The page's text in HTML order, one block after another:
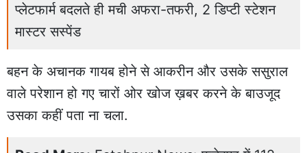
प्लेटफार्म बदलते ही मची अफरा-तफरी, 2 डिप्टी स्टेशन
मास्टर सस्पेंड
बहन के अचानक गायब होने से आकरीन और उसके ससुराल
वाले परेशान हो गए चारों ओर खोज ख़बर करने के बाउजूद
उसका कहीं पता ना चला.